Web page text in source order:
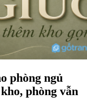
phòng ngủ
phòng vẫn